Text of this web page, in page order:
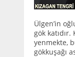
Ülgen’in
gök
yenmekte,
gökkuşağı